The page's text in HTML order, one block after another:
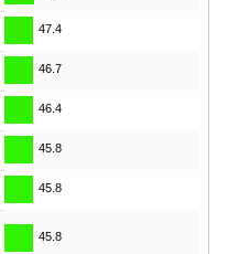
47.4
46.7
46.4
45.8
45.8
45.8